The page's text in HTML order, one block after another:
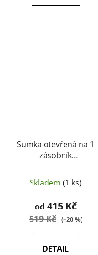
Sumka otevřená na 1
zásobník
Laser cut - New River
Skladem (1 ks)
od 415 Kč
519 Kč (–20 %)
DETAIL